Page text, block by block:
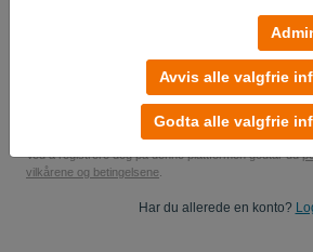
Avvis alle valgfrie
Godta alle valgfrie
Start din gratis
Ingen kredittkort kreves
Ingen forpliktelser! 100% forpliktelsesfri
Dataene dine er 100% sikre
Ved å registrere deg på denne plattformen godtar du
vilkårene og betingelsene
Har du allerede en konto?